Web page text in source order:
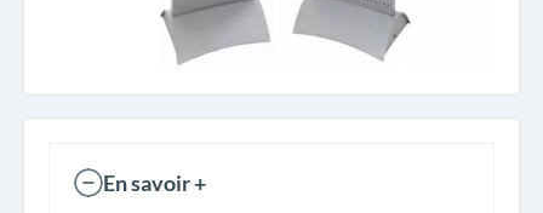
En savoir +